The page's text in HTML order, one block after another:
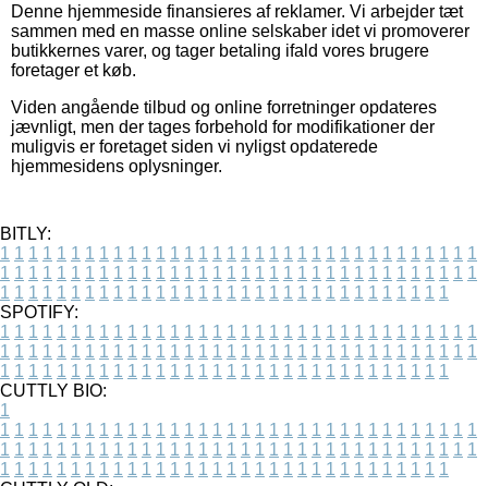
Denne hjemmeside finansieres af reklamer. Vi arbejder tæt
sammen med en masse online selskaber idet vi promoverer
butikkernes varer, og tager betaling ifald vores brugere
foretager et køb.
Viden angående tilbud og online forretninger opdateres
jævnligt, men der tages forbehold for modifikationer der
muligvis er foretaget siden vi nyligst opdaterede
hjemmesidens oplysninger.
BITLY:
1 1 1 1 1 1 1 1 1 1 1 1 1 1 1 1 1 1 1 1 1 1 1 1 1 1 1 1 1 1 1 1 1 1
1 1 1 1 1 1 1 1 1 1 1 1 1 1 1 1 1 1 1 1 1 1 1 1 1 1 1 1 1 1 1 1 1 1
1 1 1 1 1 1 1 1 1 1 1 1 1 1 1 1 1 1 1 1 1 1 1 1 1 1 1 1 1 1 1 1
SPOTIFY:
1 1 1 1 1 1 1 1 1 1 1 1 1 1 1 1 1 1 1 1 1 1 1 1 1 1 1 1 1 1 1 1 1 1
1 1 1 1 1 1 1 1 1 1 1 1 1 1 1 1 1 1 1 1 1 1 1 1 1 1 1 1 1 1 1 1 1 1
1 1 1 1 1 1 1 1 1 1 1 1 1 1 1 1 1 1 1 1 1 1 1 1 1 1 1 1 1 1 1 1
CUTTLY BIO:
1
1 1 1 1 1 1 1 1 1 1 1 1 1 1 1 1 1 1 1 1 1 1 1 1 1 1 1 1 1 1 1 1 1 1
1 1 1 1 1 1 1 1 1 1 1 1 1 1 1 1 1 1 1 1 1 1 1 1 1 1 1 1 1 1 1 1 1 1
1 1 1 1 1 1 1 1 1 1 1 1 1 1 1 1 1 1 1 1 1 1 1 1 1 1 1 1 1 1 1 1